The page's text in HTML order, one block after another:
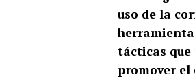
uso de la
tácticas
promover el